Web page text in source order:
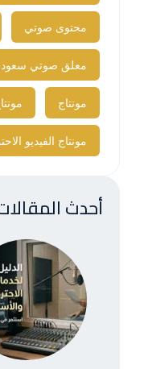
محتوى صوتي
معلق صوتي سعودي
مونتاج مونتاج
مونتاج الفيديو
أحدث المقالات: